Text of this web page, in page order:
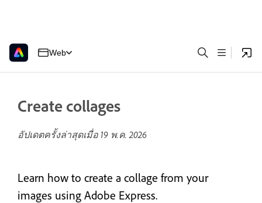
Web
Create collages
อัปเดตครั้งล่าสุดเมื่อ 19 พ.ค. 2026
Learn how to create a collage from your
images using Adobe Express.